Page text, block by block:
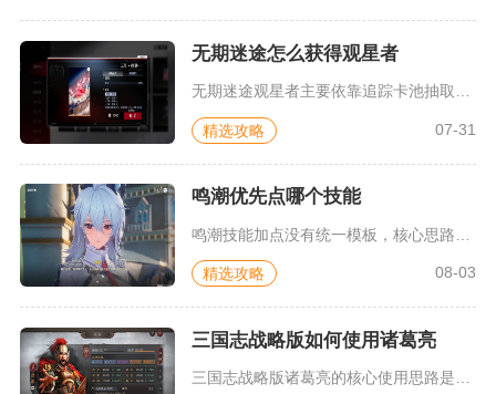
无期迷途怎么获得观星者
无期迷途观星者主要依靠追踪卡池抽取获得，角色不存在主线关卡、...
精选攻略 07-31
鸣潮优先点哪个技能
精选攻略 08-03
三国志战略版如何使用诸葛亮